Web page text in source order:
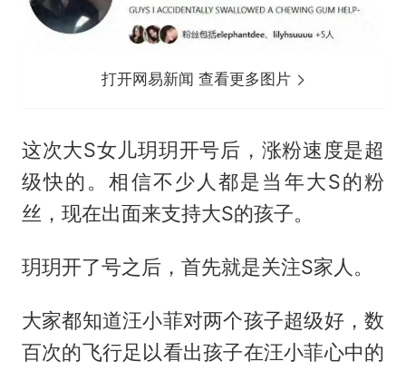
打开网易新闻 查看更多图片
这次大S女儿玥玥开号后，涨粉速度是超
级快的。相信不少人都是当年大S的粉
丝，现在出面来支持大S的孩子。
玥玥开了号之后，首先就是关注S家人。
大家都知道汪小菲对两个孩子超级好，数
百次的飞行足以看出孩子在汪小菲心中的